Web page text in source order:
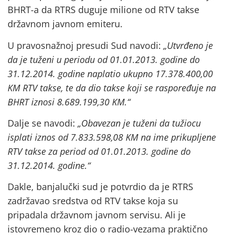
BHRT-a da RTRS duguje milione od RTV takse
državnom javnom emiteru.
U pravosnažnoj presudi Sud navodi: „Utvrđeno je
da je tuženi u periodu od 01.01.2013. godine do
31.12.2014. godine naplatio ukupno 17.378.400,00
KM RTV takse, te da dio takse koji se raspoređuje na
BHRT iznosi 8.689.199,30 KM.“
Dalje se navodi: „Obavezan je tuženi da tužiocu
isplati iznos od 7.833.598,08 KM na ime prikupljene
RTV takse za period od 01.01.2013. godine do
31.12.2014. godine.“
Dakle, banjalučki sud je potvrdio da je RTRS
zadržavao sredstva od RTV takse koja su
pripadala državnom javnom servisu. Ali je
istovremeno kroz dio o radio-vezama praktično